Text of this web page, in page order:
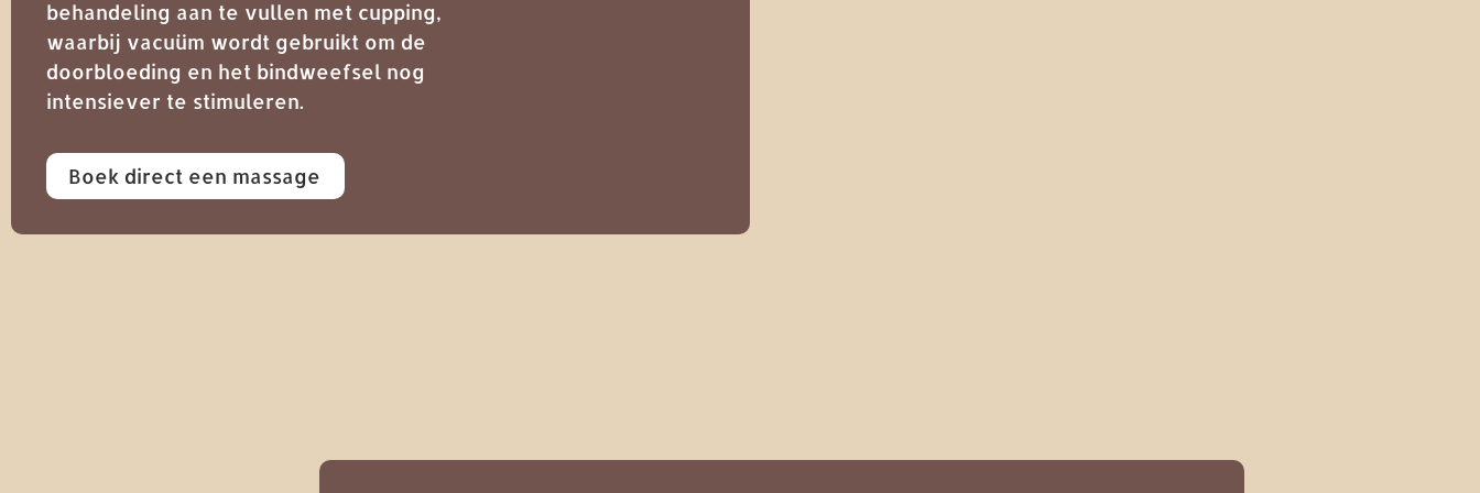
behandeling aan te vullen met cupping,
waarbij vacuüm wordt gebruikt om de
doorbloeding en het bindweefsel nog
intensiever te stimuleren.
Boek direct een massage